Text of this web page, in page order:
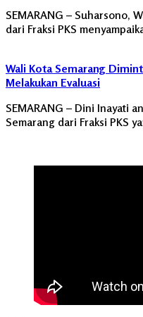
SEMARANG – Suharsono,
dari Fraksi PKS
Wali Kota Semarang
Melakukan Evaluasi
SEMARANG – Dini Inayati
Semarang dari Fraksi PKS